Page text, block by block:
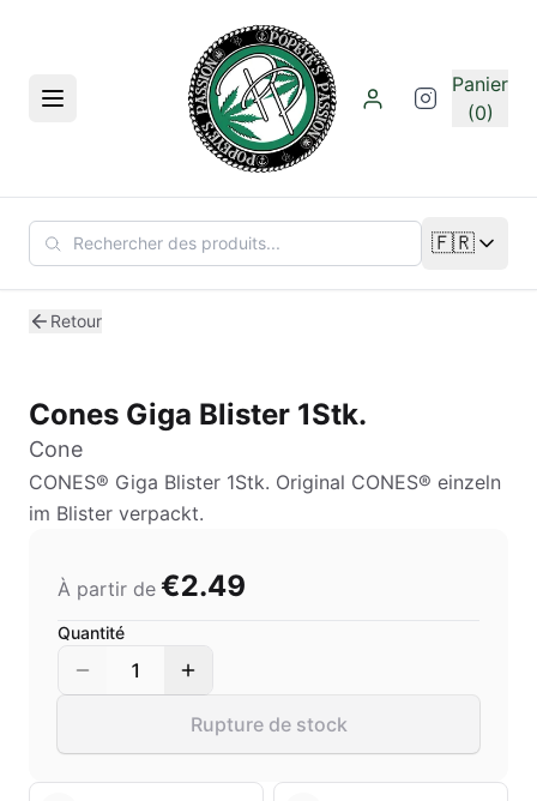
Menu
Panier
(0)
🇫🇷
Changer
Retour
Cones Giga Blister 1Stk.
Cone
CONES® Giga Blister 1Stk. Original CONES® einzeln
im Blister verpackt.
À partir de €2.49
Quantité
1
Rupture de stock